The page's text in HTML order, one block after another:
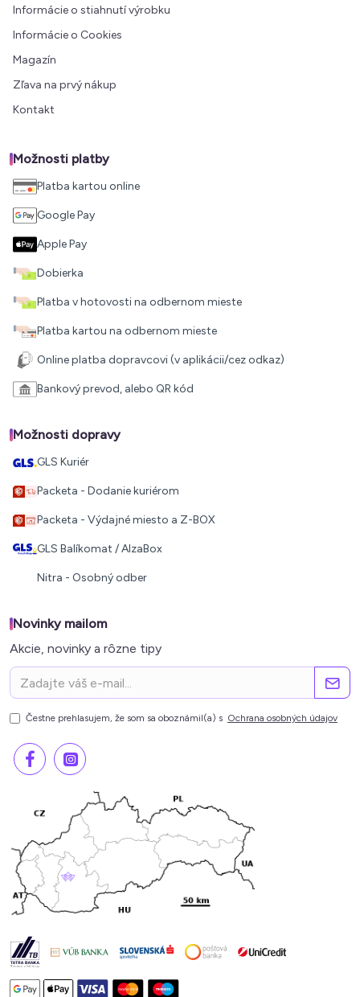
Informácie o stiahnutí výrobku
Informácie o Cookies
Magazín
Zľava na prvý nákup
Kontakt
Možnosti platby
Platba kartou online
Google Pay
Apple Pay
Dobierka
Platba v hotovosti na odbernom mieste
Platba kartou na odbernom mieste
Online platba dopravcovi (v aplikácii/cez odkaz)
Bankový prevod, alebo QR kód
Možnosti dopravy
GLS Kuriér
Packeta - Dodanie kuriérom
Packeta - Výdajné miesto a Z-BOX
GLS Balíkomat / AlzaBox
Nitra - Osobný odber
Novinky mailom
Akcie, novinky a rôzne tipy
Čestne prehlasujem, že som sa oboznámil(a) s Ochrana osobných údajov